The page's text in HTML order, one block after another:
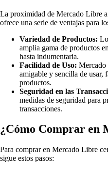
La proximidad de Mercado Libre
ofrece una serie de ventajas para
Variedad de Productos:
amplia gama de productos
hasta indumentaria.
Facilidad de Uso: Mercado
amigable y sencilla de usar,
productos.
Seguridad en las
medidas de seguridad para
transacciones.
¿Cómo Comprar en
Para comprar en Mercado Libre
sigue estos pasos: